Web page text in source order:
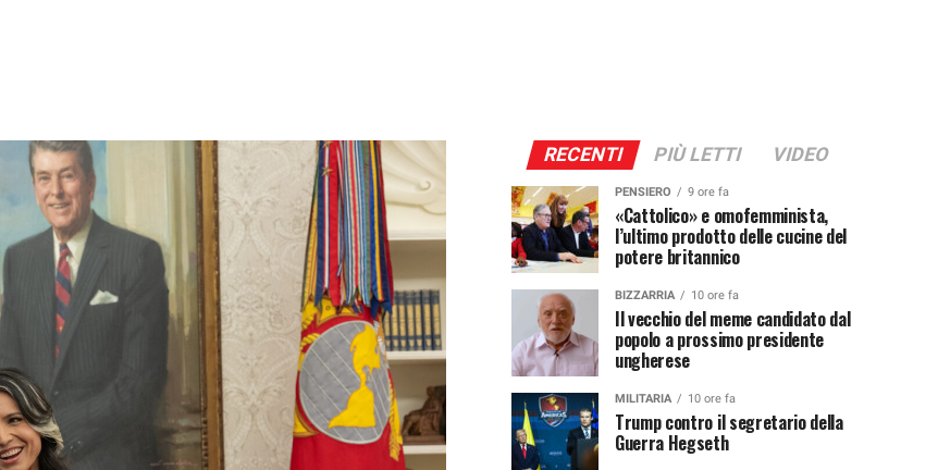
RECENTI PIÙ LETTI VIDEO
PENSIERO 9 ore fa
«Cattolico» e omofemminista,
l’ultimo prodotto delle cucine del
potere britannico
BIZZARRIA 10 ore fa
Il vecchio del meme candidato dal
popolo a prossimo presidente
ungherese
MILITARIA 10 ore fa
Trump contro il segretario della
Guerra Hegseth